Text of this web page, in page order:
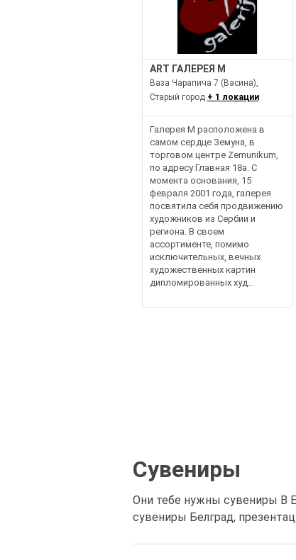
ART ГАЛЕРЕЯ М
Ваза Чарапича 7 (Васина),
Старый город + 1 локации
Галерея М расположена в
самом сердце Земуна, в
торговом центре Zemunikum,
по адресу Главная 18a. С
момента основания, 15
февраля 2001 года, галерея
посвятила себя продвижению
художников из Сербии и
региона. В своем
ассортименте, помимо
исключительных, вечных
художественных картин
дипломированных худ...
Сувениры
Они тебе нужны сувениры В
сувениры Белград,